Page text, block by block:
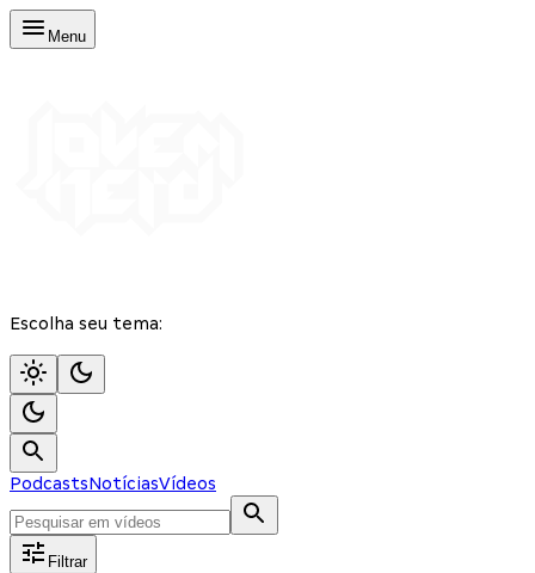
Menu
Escolha seu tema:
PodcastsNotíciasVídeos
Filtrar